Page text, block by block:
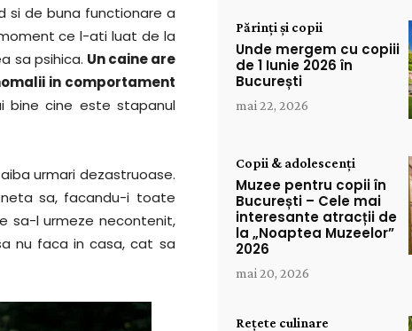
si de buna functionare a
ce l-ati luat de la
sa psihica. Un caine are
in comportament
bine cine este stapanul
urmari dezastruoase.
sa, facandu-i toate
sa-l urmeze necontenit,
nu faca in casa, cat sa
Părinți și copii
Unde mergem cu copiii
de 1 Iunie 2026 în
București
mai 22, 2026
Copii & adolescenți
Muzee pentru copii în
București – Cele mai
interesante atracții de
la „Noaptea Muzeelor”
2026
mai 20, 2026
Rețete culinare